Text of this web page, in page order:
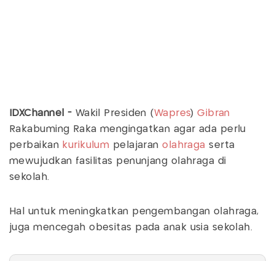
IDXChannel - Wakil Presiden (Wapres)Gibran
Rakabuming Raka mengingatkan agar ada perlu
perbaikan kurikulum pelajaranolahraga serta
mewujudkan fasilitas penunjang olahraga di
sekolah.
Hal untuk meningkatkan pengembangan olahraga,
juga mencegah obesitas pada anak usia sekolah.